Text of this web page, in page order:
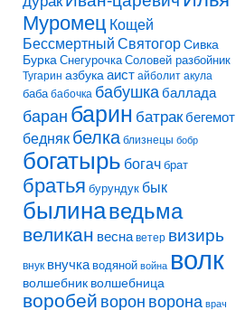
Муромец Кощей
Бессмертный СвятогорСивка
Бурка Снегурочка Соловей разбойник
Тугарин азбука аист айболит акула
баба бабочка бабушкабаллада
баран барин батракбегемот
бедняк белка близнецы бобр
богатырь богач брат
братья бурундук бык
былинаведьма
великан весна ветер визирь
внук внучка водяной война волк
волшебник волшебница
воробей ворон ворона врач